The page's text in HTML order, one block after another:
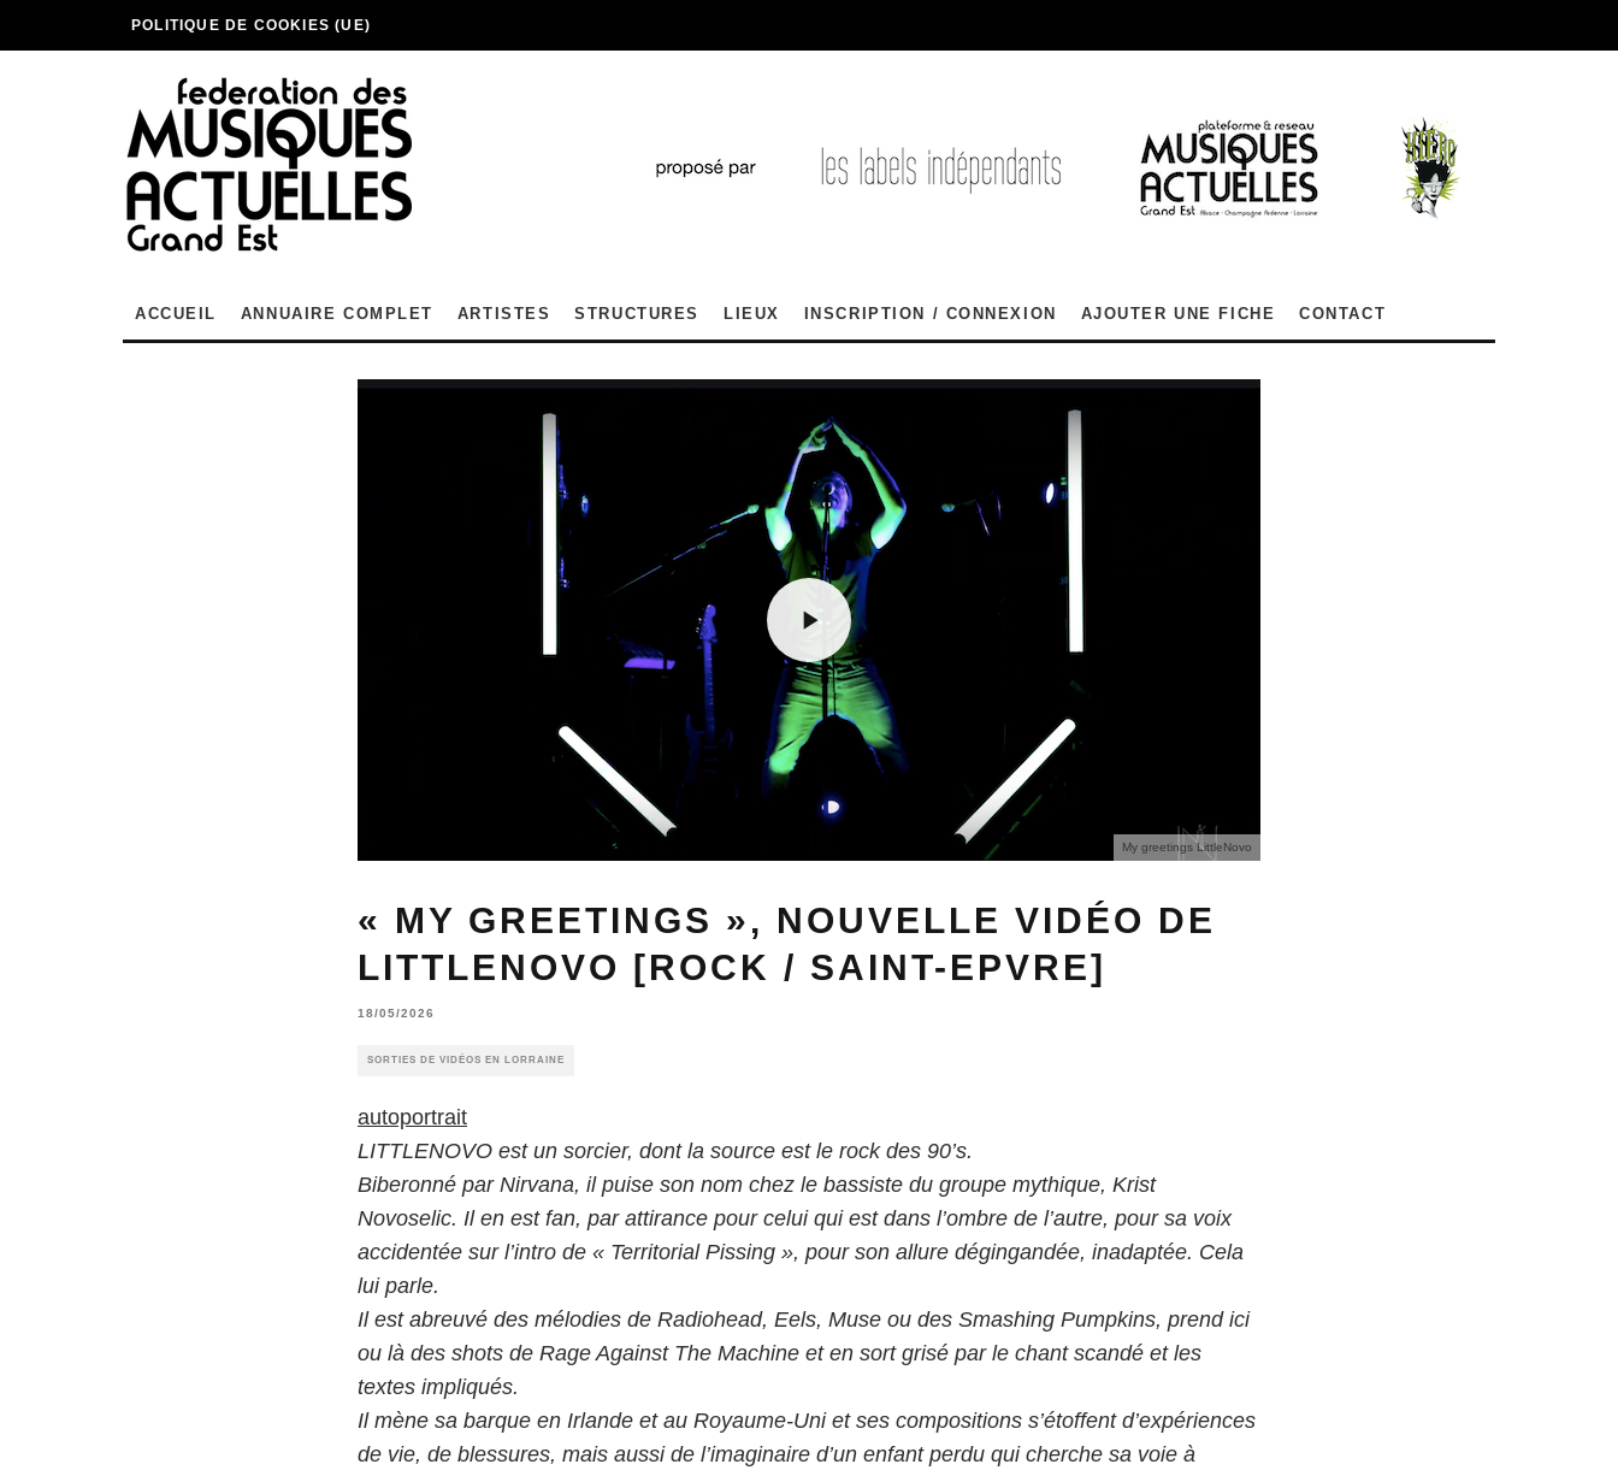
POLITIQUE DE COOKIES (UE)
ACCUEIL ANNUAIRE COMPLET ARTISTES STRUCTURES LIEUX INSCRIPTION / CONNEXION AJOUTER UNE FICHE CONTACT
My greetings LittleNovo
« MY GREETINGS », NOUVELLE VIDÉO DE
LITTLENOVO [ROCK / SAINT-EPVRE]
18/05/2026
SORTIES DE VIDÉOS EN LORRAINE
autoportrait
LITTLENOVO est un sorcier, dont la source est le rock des 90’s.
Biberonné par Nirvana, il puise son nom chez le bassiste du groupe mythique, Krist
Novoselic. Il en est fan, par attirance pour celui qui est dans l’ombre de l’autre, pour sa voix
accidentée sur l’intro de « Territorial Pissing », pour son allure dégingandée, inadaptée. Cela
lui parle.
Il est abreuvé des mélodies de Radiohead, Eels, Muse ou des Smashing Pumpkins, prend ici
ou là des shots de Rage Against The Machine et en sort grisé par le chant scandé et les
textes impliqués.
Il mène sa barque en Irlande et au Royaume-Uni et ses compositions s’étoffent d’expériences
de vie, de blessures, mais aussi de l’imaginaire d’un enfant perdu qui cherche sa voie à